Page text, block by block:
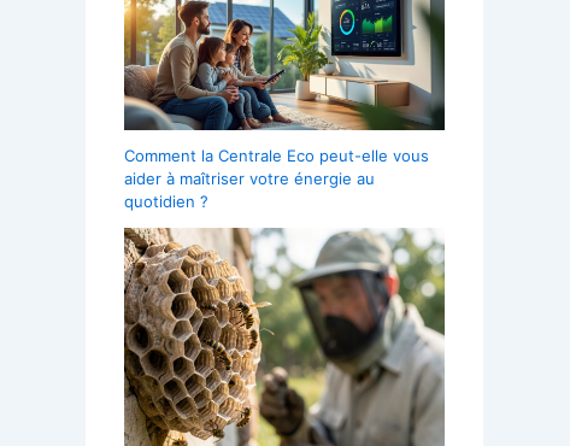
Comment la Centrale Eco peut-elle vous
aider à maîtriser votre énergie au
quotidien ?